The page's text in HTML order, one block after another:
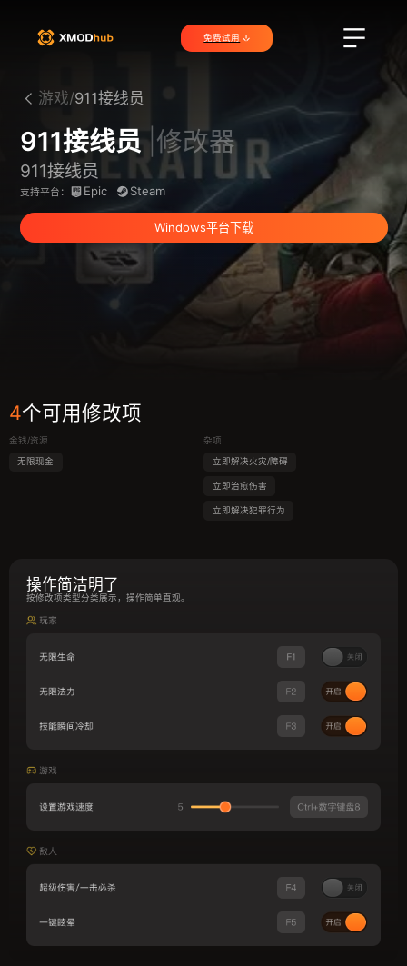
免费试用
游戏/911接线员
911接线员 |修改器
911接线员
支持平台： Epic Steam
Windows平台下载
4个可用修改项
金钱/资源
无限现金
杂项
立即解决火灾/障碍
立即治愈伤害
立即解决犯罪行为
操作简洁明了
按修改项类型分类展示，操作简单直观。